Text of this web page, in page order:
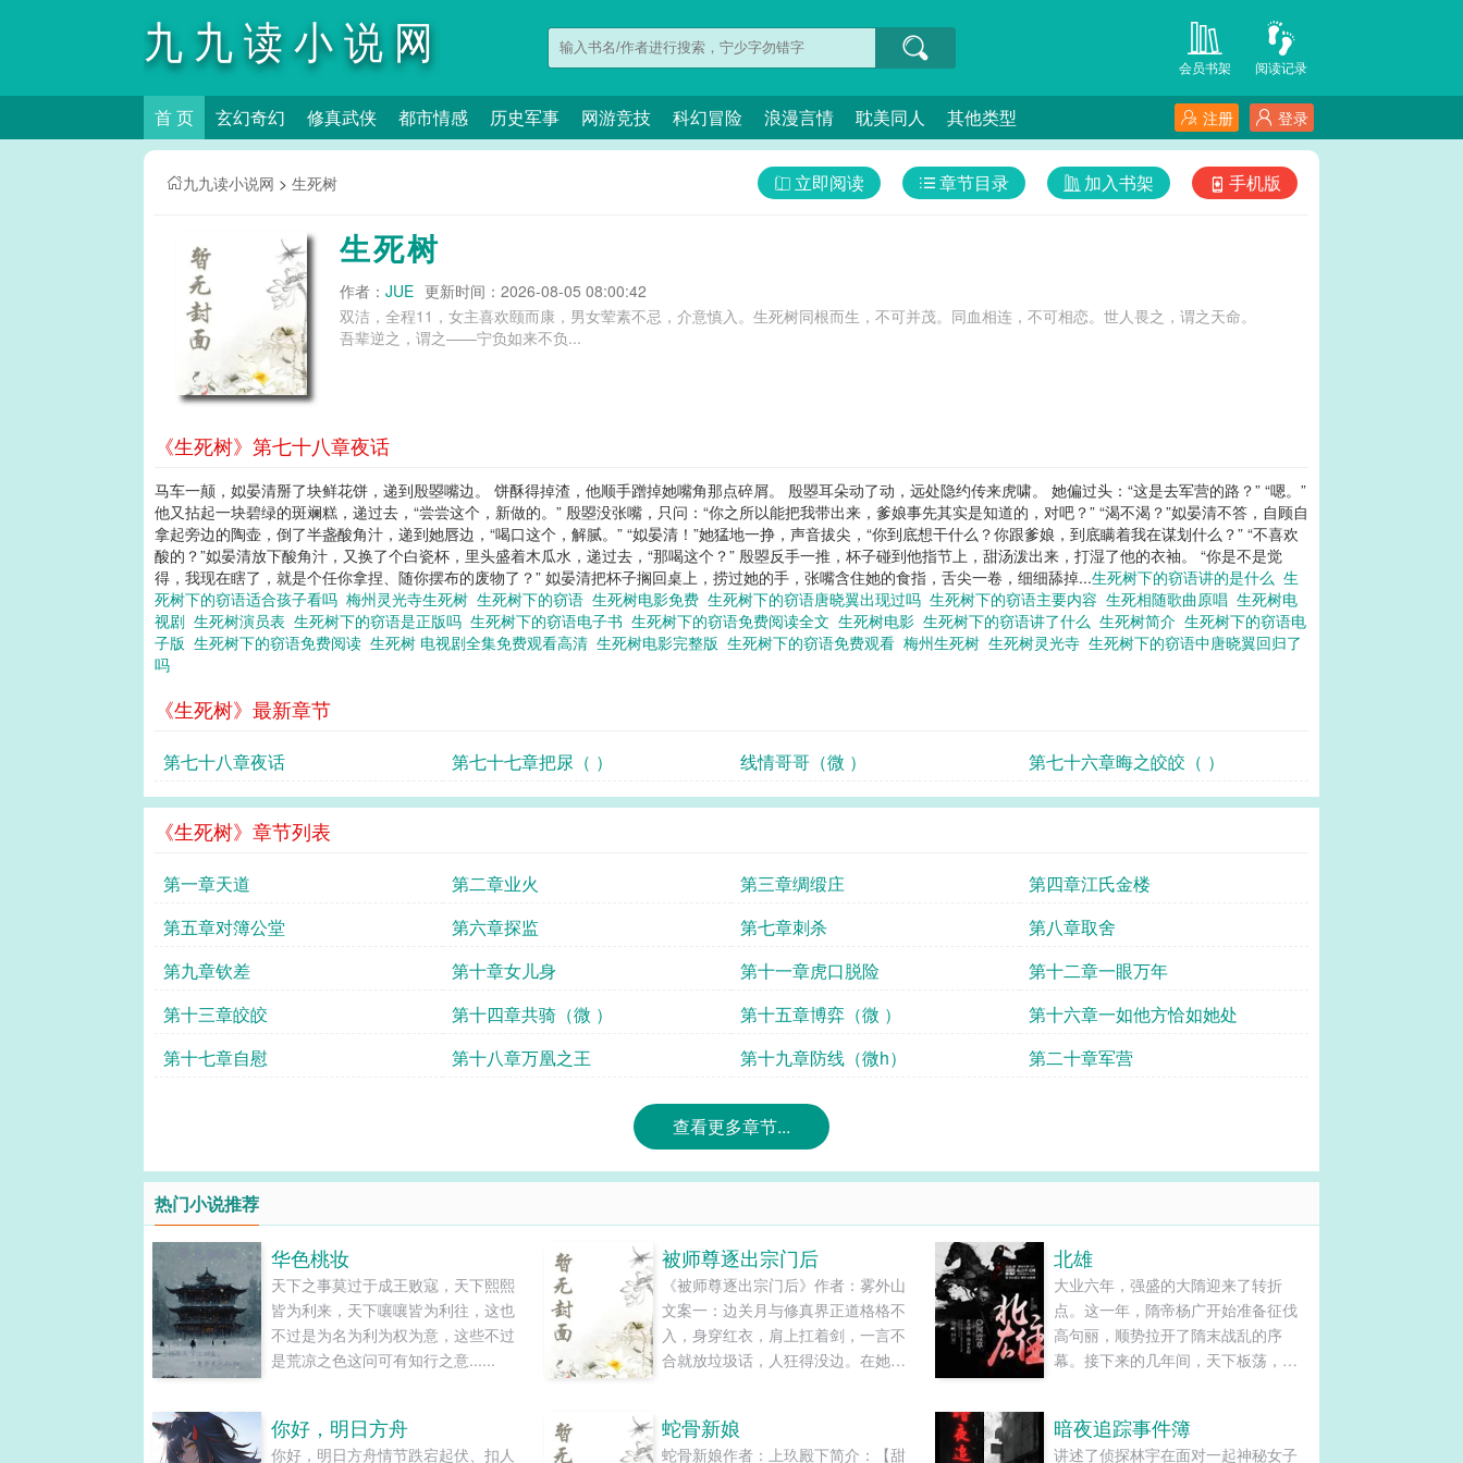
九九读小说网 阅读记录
会员书架
首 页 玄幻奇幻 修真武侠 都市情感 历史军事 网游竞技 科幻冒险 浪漫言情 耽美同人 其他类型 登录
注册
九九读小说网 > 生死树 手机版
加入书架
章节目录
立即阅读
生死树
作者： JUE 更新时间：2026-08-05 08:00:42
双洁，全程11，女主喜欢颐而康，男女荤素不忌，介意慎入。生死树同根而生，不可并茂。同血相连，不可相恋。世人畏之，谓之天命。
吾辈逆之，谓之——宁负如来不负...
《生死树》第七十八章夜话
马车一颠，姒晏清掰了块鲜花饼，递到殷曌嘴边。 饼酥得掉渣，他顺手蹭掉她嘴角那点碎屑。 殷曌耳朵动了动，远处隐约传来虎啸。 她偏过头：“这是去军营的路？” “嗯。”
他又拈起一块碧绿的斑斓糕，递过去，“尝尝这个，新做的。” 殷曌没张嘴，只问：“你之所以能把我带出来，爹娘事先其实是知道的，对吧？” “渴不渴？”姒晏清不答，自顾自
拿起旁边的陶壶，倒了半盏酸角汁，递到她唇边，“喝口这个，解腻。” “姒晏清！”她猛地一挣，声音拔尖，“你到底想干什么？你跟爹娘，到底瞒着我在谋划什么？” “不喜欢
酸的？”姒晏清放下酸角汁，又换了个白瓷杯，里头盛着木瓜水，递过去，“那喝这个？” 殷曌反手一推，杯子碰到他指节上，甜汤泼出来，打湿了他的衣袖。 “你是不是觉
得，我现在瞎了，就是个任你拿捏、随你摆布的废物了？” 姒晏清把杯子搁回桌上，捞过她的手，张嘴含住她的食指，舌尖一卷，细细舔掉...生死树下的窃语讲的是什么 生
死树下的窃语适合孩子看吗 梅州灵光寺生死树 生死树下的窃语 生死树电影免费 生死树下的窃语唐晓翼出现过吗 生死树下的窃语主要内容 生死相随歌曲原唱 生死树电
视剧 生死树演员表 生死树下的窃语是正版吗 生死树下的窃语电子书 生死树下的窃语免费阅读全文 生死树电影 生死树下的窃语讲了什么 生死树简介 生死树下的窃语电
子版 生死树下的窃语免费阅读 生死树 电视剧全集免费观看高清 生死树电影完整版 生死树下的窃语免费观看 梅州生死树 生死树灵光寺 生死树下的窃语中唐晓翼回归了
吗
《生死树》最新章节
第七十八章夜话 第七十七章把尿（ ） 线情哥哥（微 ） 第七十六章晦之皎皎（ ）
《生死树》章节列表
第一章天道 第二章业火 第三章绸缎庄
第四章江氏金楼
第五章对簿公堂
第六章探监 第七章刺杀
第八章取舍
第九章钦差
第十章女儿身 第十一章虎口脱险
第十二章一眼万年
第十三章皎皎
第十四章共骑（微 ） 第十五章博弈（微 ）
第十六章一如他方恰如她处
第十七章自慰
第十八章万凰之王 第十九章防线（微h） 第二十章军营
查看更多章节...
热门小说推荐
华色桃妆
天下之事莫过于成王败寇，天下熙熙
皆为利来，天下嚷嚷皆为利往，这也
不过是为名为利为权为意，这些不过
是荒凉之色这问可有知行之意......
被师尊逐出宗门后
《被师尊逐出宗门后》作者：雾外山
文案一：边关月与修真界正道格格不
入，身穿红衣，肩上扛着剑，一言不
合就放垃圾话，人狂得没边。在她眼
钟爱，天生剑骨，除了在人缘上差
北雄
大业六年，强盛的大隋迎来了转折
点。这一年，隋帝杨广开始准备征伐
高句丽，顺势拉开了隋末战乱的序
幕。接下来的几年间，天下板荡，群
登场，逐鹿天下。北方突厥汗国，雄
你好，明日方舟
你好，明日方舟情节跌宕起伏、扣人
蛇骨新娘
蛇骨新娘作者：上玖殿下简介：【甜
暗夜追踪事件簿
讲述了侦探林宇在面对一起神秘女子